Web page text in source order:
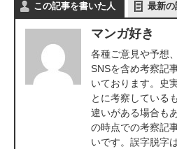
この記事を書いた人 最新の
マンガ好き
各種ご意見や予想
SNSを含め考察記
いております。史
とに考察している
違いがある場合も
の時点での考察記
いです。誤字脱字